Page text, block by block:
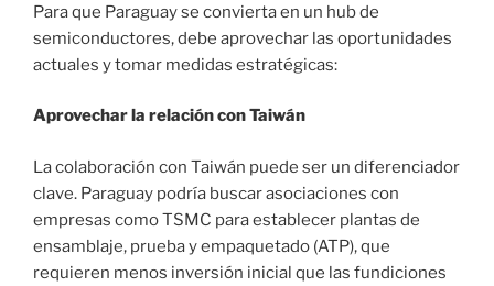
Para que Paraguay se convierta en un hub de
semiconductores, debe aprovechar las oportunidades
actuales y tomar medidas estratégicas:
Aprovechar la relación con Taiwán
La colaboración con Taiwán puede ser un diferenciador
clave. Paraguay podría buscar asociaciones con
empresas como TSMC para establecer plantas de
ensamblaje, prueba y empaquetado (ATP), que
requieren menos inversión inicial que las fundiciones